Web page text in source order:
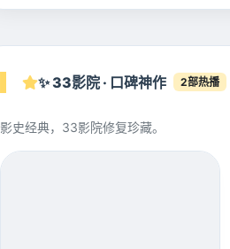
✨ 33影院 · 口碑神作 2部热播
影史经典，33影院修复珍藏。